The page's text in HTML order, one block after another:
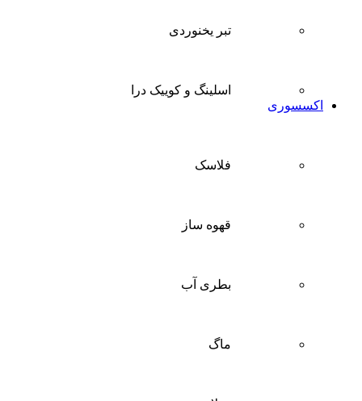
تبر یخنوردی
اسلینگ و کوییک درا
اکسسوری
فلاسک
قهوه ساز
بطری آب
ماگ